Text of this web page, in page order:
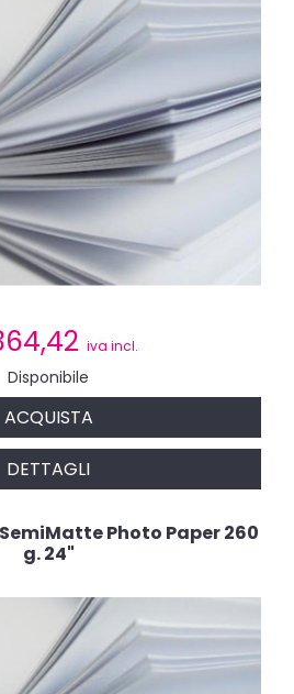
iva incl.
Disponibile
ACQUISTA
DETTAGLI
Photo Paper 260
g. 24"